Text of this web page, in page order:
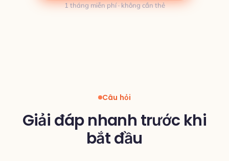
1 tháng miễn phí · không cần thẻ
Câu hỏi
Giải đáp nhanh trước khi
bắt đầu